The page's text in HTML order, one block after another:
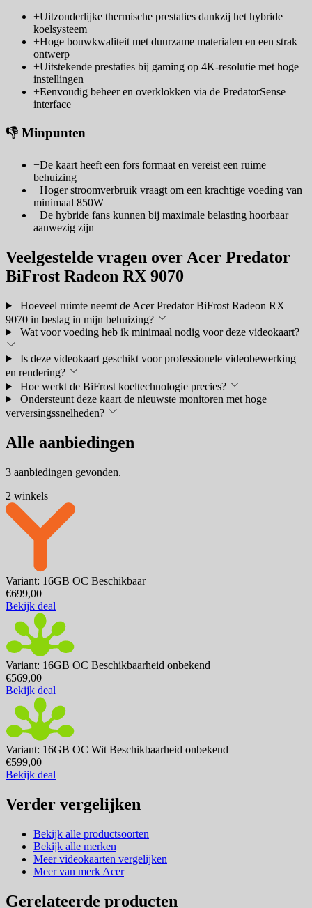
+Uitzonderlijke thermische prestaties dankzij het hybride
koelsysteem
+Hoge bouwkwaliteit met duurzame materialen en een strak
ontwerp
+Uitstekende prestaties bij gaming op 4K-resolutie met hoge
instellingen
+Eenvoudig beheer en overklokken via de PredatorSense
interface
👎 Minpunten
−De kaart heeft een fors formaat en vereist een ruime
behuizing
−Hoger stroomverbruik vraagt om een krachtige voeding van
minimaal 850W
−De hybride fans kunnen bij maximale belasting hoorbaar
aanwezig zijn
Veelgestelde vragen over Acer Predator
BiFrost Radeon RX 9070
Hoeveel ruimte neemt de Acer Predator BiFrost Radeon RX
9070 in beslag in mijn behuizing?
Wat voor voeding heb ik minimaal nodig voor deze videokaart?
Is deze videokaart geschikt voor professionele videobewerking
en rendering?
Hoe werkt de BiFrost koeltechnologie precies?
Ondersteunt deze kaart de nieuwste monitoren met hoge
verversingssnelheden?
Alle aanbiedingen
3 aanbiedingen gevonden.
2 winkels
Variant: 16GB OC Beschikbaar
€699,00
Bekijk deal
Variant: 16GB OC Beschikbaarheid onbekend
€569,00
Bekijk deal
Variant: 16GB OC Wit Beschikbaarheid onbekend
€599,00
Bekijk deal
Verder vergelijken
Bekijk alle productsoorten
Bekijk alle merken
Meer videokaarten vergelijken
Meer van merk Acer
Gerelateerde producten